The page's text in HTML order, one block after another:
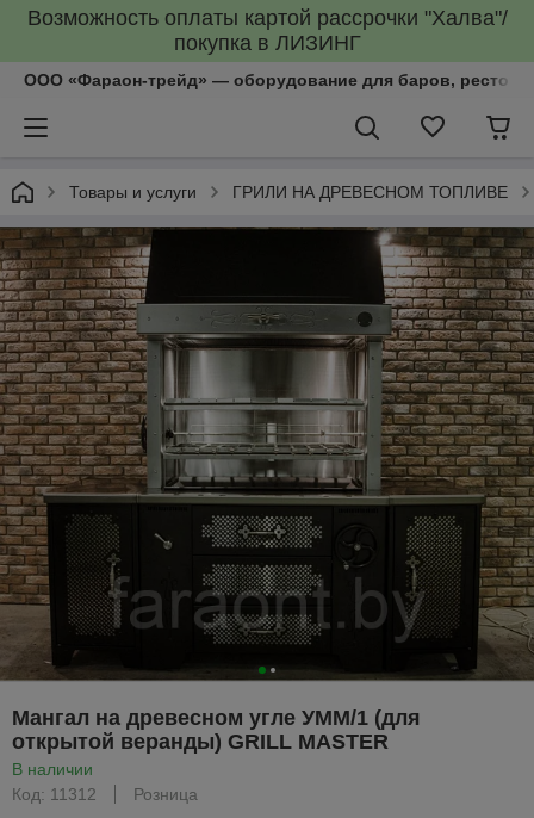
Возможность оплаты картой рассрочки "Халва"/
покупка в ЛИЗИНГ
ООО «Фараон-трейд»‎ — оборудование для баров,
Товары и услуги ГРИЛИ НА ДРЕВЕСНОМ ТОПЛИВЕ
Мангал на древесном угле УММ/1 (для
открытой веранды) GRILL MASTER
В наличии
Код: 11312
Розница